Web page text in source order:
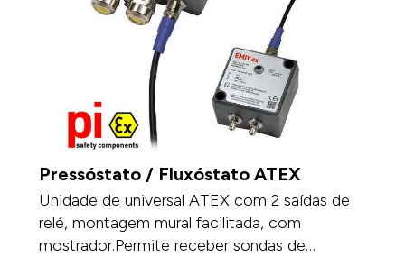
Pressóstato / Fluxóstato ATEX
Unidade de universal ATEX com 2 saídas de
relé, montagem mural facilitada, com
mostrador.Permite receber sondas de